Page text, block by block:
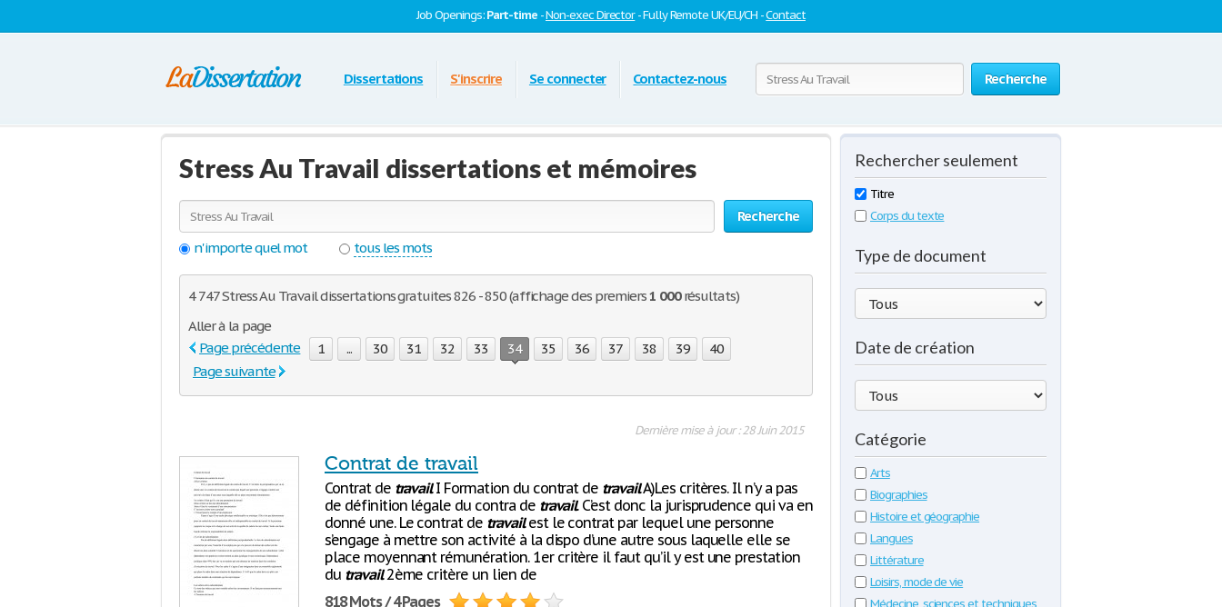
Job Openings:Part-time -Non-exec Director- Fully Remote UK/EU/CH -Contact
Recherche
Dissertations S'inscrire Se connecter Contactez-nous
Stress Au Travail dissertations et mémoires
Recherche
n'importe quel mot
tous les mots
4 747 Stress Au Travail dissertations gratuites 826 - 850 (affichage des premiers1 000résultats)
Aller à la page
Page précédente
1 ... 30 31 32 33 34 35 36 37 38 39
40
Page suivante
Dernière mise à jour : 28 Juin 2015
Contrat de travail
Contrat de travailI Formation du contrat de travailA)Les critères. Il n’y a pas
de définition légale du contra de travail. C’est donc la jurisprudence qui va en
donné une. Le contrat de travailest le contrat par lequel une personne
s’engage à mettre son activité à la dispo d’une autre sous laquelle elle se
place moyennant rémunération. 1er critère il faut qu’il y est une prestation
du travail2ème critère un lien de
818 Mots / 4 Pages
Rechercher seulement
Titre
Corps du texte
Type de document
Date de création
Catégorie
Arts
Biographies
Histoire et géographie
Langues
Littérature
Loisirs, mode de vie
Médecine, sciences et techniques